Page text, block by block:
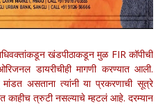
खंडपीठाकडून मुळ FIR कॉपीची
डायरीचीही मागणी करण्यात आली.
मांडत असताना त्यांनी या प्रकरणाची सूत्रे
त्रुटी नसल्याचे म्हटलं आहे. दरम्यान